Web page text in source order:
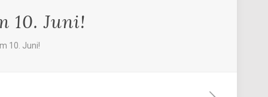
10. Juni!
10. Juni!